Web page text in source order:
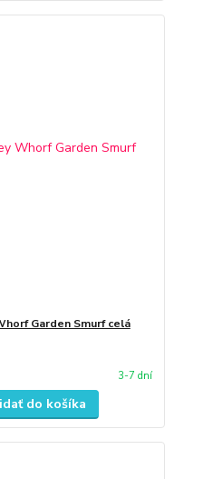
Garden Smurf celá
3-7 dní
do košíka